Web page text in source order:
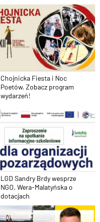
Chojnicka Fiesta i Noc
Poetów. Zobacz program
wydarzeń!
LGD Sandry Brdy wesprze
NGO. Wera-Malatyńska o
dotacjach